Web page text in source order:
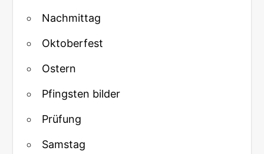
Nachmittag
Oktoberfest
Ostern
Pfingsten bilder
Prüfung
Samstag